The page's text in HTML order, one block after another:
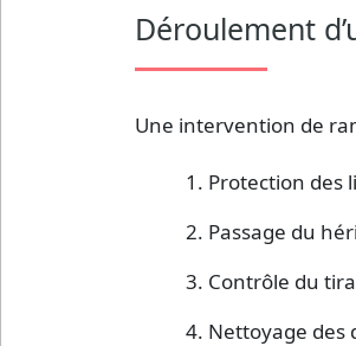
Déroulement
Une intervention de
Protection des
Passage du
Contrôle du
Nettoyage des